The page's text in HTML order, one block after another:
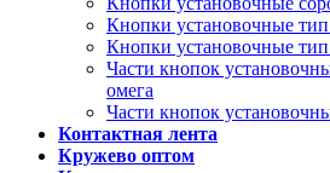
Кнопки установочные тип
Кнопки установочные тип
Части кнопок
омега
Части кнопок
Контактная лента
Кружево оптом